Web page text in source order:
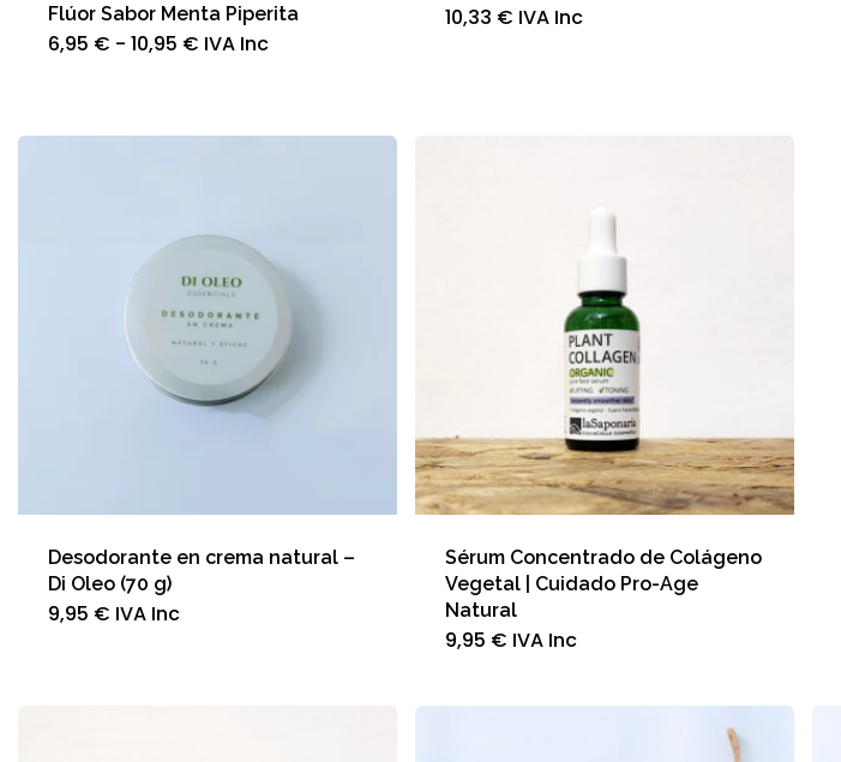
Flúor Sabor Menta Piperita
6,95 € - 10,95 € Rango
hasta
IVA Inc
Este
en
de
producto
10,33 € IVA Inc
Desodorante en crema natural –
Di Oleo (70 g)
9,95 € IVA Inc
Sérum Concentrado de Colágeno
Vegetal | Cuidado Pro-Age
Natural
9,95 € IVA Inc